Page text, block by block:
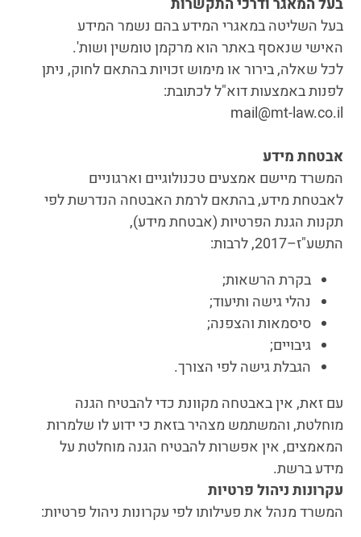
בעל המאגר ודרכי התקשרות
בעל השליטה במאגרי המידע בהם נשמר המידע
האישי שנאסף באתר הוא מרקמן טומשין ושות'.
לכל שאלה, בירור או מימוש זכויות בהתאם לחוק, ניתן
לפנות באמצעות דוא"ל לכתובת:
mail@mt-law.co.il
אבטחת מידע
המשרד מיישם אמצעים טכנולוגיים וארגוניים
לאבטחת מידע, בהתאם לרמת האבטחה הנדרשת לפי
תקנות הגנת הפרטיות (אבטחת מידע),
התשע"ז–2017, לרבות:
בקרת הרשאות;
נהלי גישה ותיעוד;
סיסמאות והצפנה;
גיבויים;
הגבלת גישה לפי הצורך.
עם זאת, אין באבטחה מקוונת כדי להבטיח הגנה
מוחלטת, והמשתמש מצהיר בזאת כי ידוע לו שלמרות
המאמצים, אין אפשרות להבטיח הגנה מוחלטת על
מידע ברשת.
עקרונות ניהול פרטיות
המשרד מנהל את פעילותו לפי עקרונות ניהול פרטיות: